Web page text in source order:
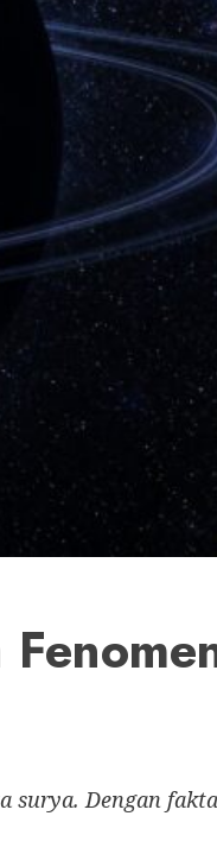
surya. Dengan